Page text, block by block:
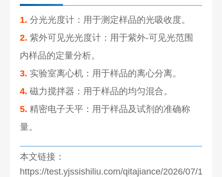
1. 分光光度计：用于测定样品的光吸收度。
2. 紫外可见光光度计：用于紫外-可见光范围
内样品的定量分析。
3. 实验室离心机：用于样品的离心分离。
4. 磁力搅拌器：用于样品的均匀混合。
5. 精密电子天平：用于样品及试剂的准确称
量。
本文链接：
https://test.yjssishiliu.com/qitajiance/2026/07/